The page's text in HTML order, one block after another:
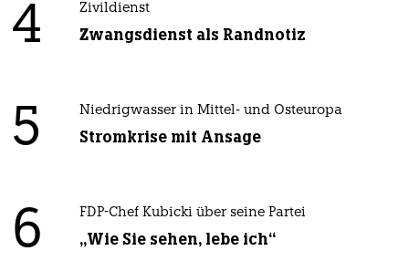
4 Zivildienst
Zwangsdienst als Randnotiz
5 Niedrigwasser in Mittel- und Osteuropa
Stromkrise mit Ansage
6 FDP-Chef Kubicki über seine Partei
„Wie Sie sehen, lebe ich“